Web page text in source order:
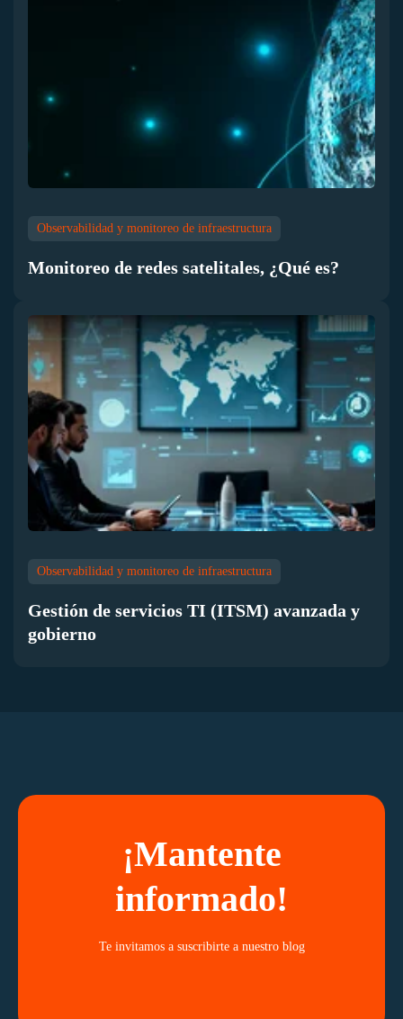
Observabilidad y monitoreo de infraestructura
Monitoreo de redes satelitales, ¿Qué es?
Observabilidad y monitoreo de infraestructura
Gestión de servicios TI (ITSM) avanzada y
gobierno
¡Mantente
informado!
Te invitamos a suscribirte a nuestro blog